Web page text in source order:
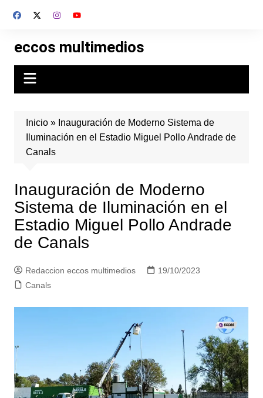
eccos multimedios
Inicio» Inauguración de Moderno Sistema de
Iluminación en el Estadio Miguel Pollo Andrade de
Canals
Inauguración de Moderno
Sistema de Iluminación en el
Estadio Miguel Pollo Andrade
de Canals
Redaccion eccos multimedios
19/10/2023
Canals